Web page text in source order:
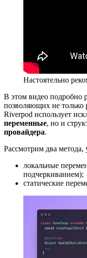
Настоятельно
В этом видео подробно
позволяющих не только
Riverpod использует
переменные, но и
провайдера.
Рассмотрим два
локальные
подчеркиванием);
статические